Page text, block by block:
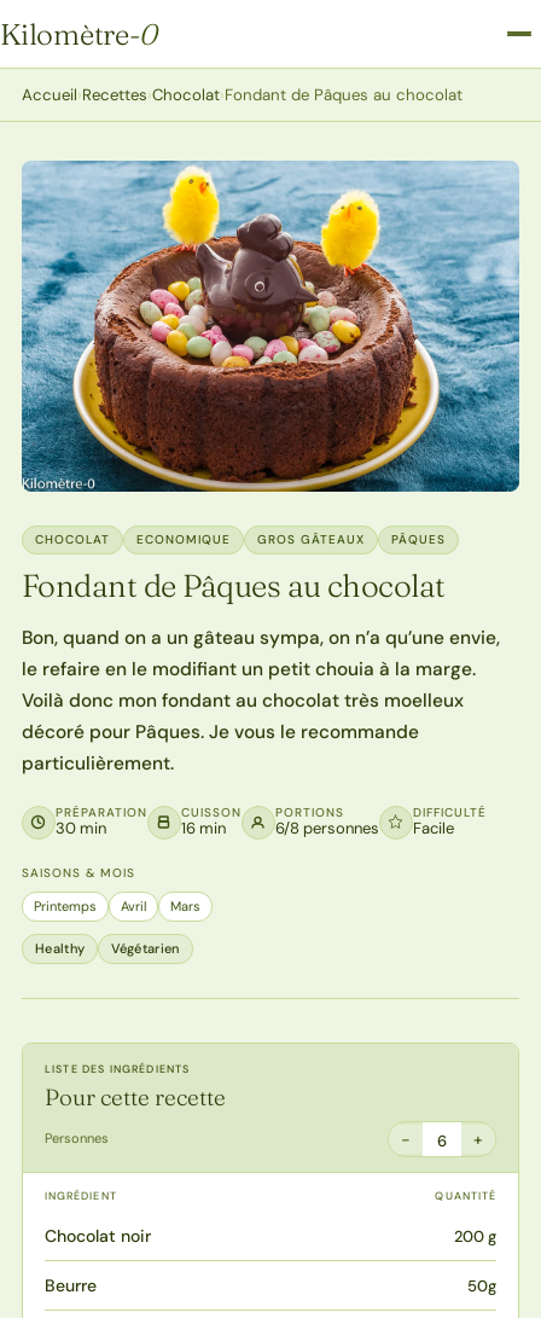
Kilomètre-0
Kilomètre-0
Accueil›Recettes›Chocolat›Fondant de Pâques au chocolat
CHOCOLAT ECONOMIQUE GROS GÂTEAUX PÂQUES
Fondant de Pâques au chocolat
Bon, quand on a un gâteau sympa, on n’a qu’une envie,
le refaire en le modifiant un petit chouia à la marge.
Voilà donc mon fondant au chocolat très moelleux
décoré pour Pâques. Je vous le recommande
particulièrement.
PRÉPARATION
30 min
CUISSON
16 min
PORTIONS
6/8 personnes
DIFFICULTÉ
Facile
SAISONS & MOIS
Printemps Avril Mars
Healthy Végétarien
LISTE DES INGRÉDIENTS
Pour cette recette
Personnes − 6 +
INGRÉDIENT QUANTITÉ
Chocolat noir 200 g
Beurre 50g